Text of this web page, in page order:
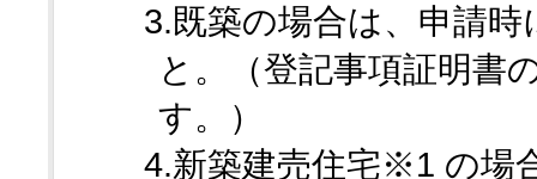
3.既築の場合は、申請
と。（登記事項証明書
す。）
4.新築建売住宅※1 の場